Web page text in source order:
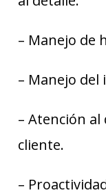
– Manejo de
– Manejo
– Atención
cliente.
–